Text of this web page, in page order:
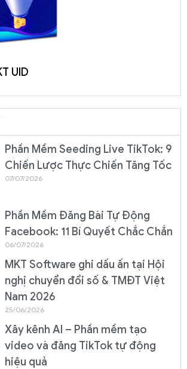
UID
Phần Mềm Seeding Live TikTok: 9
Chiến Lược Thực Chiến Tăng Tốc
07/07/2026
Phần Mềm Đăng Bài Tự Động
Facebook: 11 Bí Quyết Chắc Chắn
06/07/2026
MKT Software ghi dấu ấn tại Hội
nghị chuyển đổi số & TMĐT Việt
Nam 2026
25/06/2026
Xây kênh AI – Phần mềm tạo
video và đăng TikTok tự động
hiệu quả